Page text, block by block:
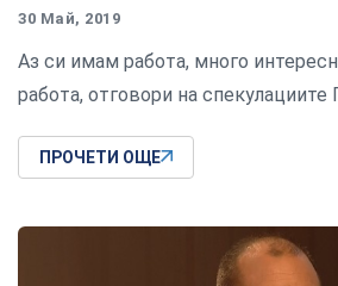
30 Май, 2019
Аз си имам работа, много
работа, отговори на спекулациите
ПРОЧЕТИ ОЩЕ